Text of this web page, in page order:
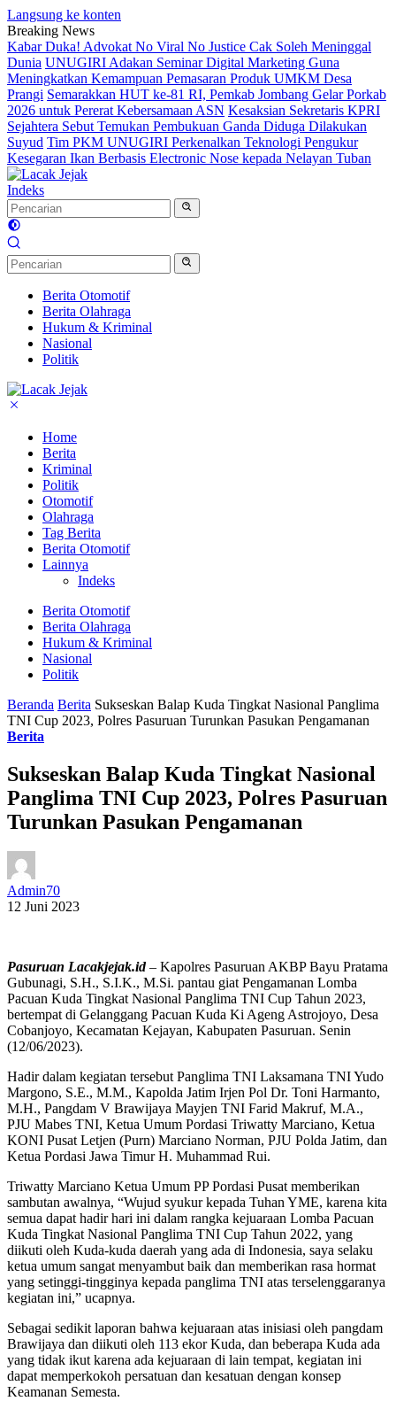
Langsung ke konten
Breaking News
Kabar Duka! Advokat No Viral No Justice Cak Soleh Meninggal
Dunia UNUGIRI Adakan Seminar Digital Marketing Guna
Meningkatkan Kemampuan Pemasaran Produk UMKM Desa
Prangi Semarakkan HUT ke-81 RI, Pemkab Jombang Gelar Porkab
2026 untuk Pererat Kebersamaan ASN Kesaksian Sekretaris KPRI
Sejahtera Sebut Temukan Pembukuan Ganda Diduga Dilakukan
Suyud Tim PKM UNUGIRI Perkenalkan Teknologi Pengukur
Kesegaran Ikan Berbasis Electronic Nose kepada Nelayan Tuban
Indeks
Berita Otomotif
Berita Olahraga
Hukum & Kriminal
Nasional
Politik
Home
Berita
Kriminal
Politik
Otomotif
Olahraga
Tag Berita
Berita Otomotif
Lainnya
Indeks
Berita Otomotif
Berita Olahraga
Hukum & Kriminal
Nasional
Politik
Beranda Berita Sukseskan Balap Kuda Tingkat Nasional Panglima
TNI Cup 2023, Polres Pasuruan Turunkan Pasukan Pengamanan
Berita
Sukseskan Balap Kuda Tingkat Nasional
Panglima TNI Cup 2023, Polres Pasuruan
Turunkan Pasukan Pengamanan
Admin70
12 Juni 2023
Pasuruan Lacakjejak.id– Kapolres Pasuruan AKBP Bayu Pratama
Gubunagi, S.H., S.I.K., M.Si. pantau giat Pengamanan Lomba
Pacuan Kuda Tingkat Nasional Panglima TNI Cup Tahun 2023,
bertempat di Gelanggang Pacuan Kuda Ki Ageng Astrojoyo, Desa
Cobanjoyo, Kecamatan Kejayan, Kabupaten Pasuruan. Senin
(12/06/2023).
Hadir dalam kegiatan tersebut Panglima TNI Laksamana TNI Yudo
Margono, S.E., M.M., Kapolda Jatim Irjen Pol Dr. Toni Harmanto,
M.H., Pangdam V Brawijaya Mayjen TNI Farid Makruf, M.A.,
PJU Mabes TNI, Ketua Umum Pordasi Triwatty Marciano, Ketua
KONI Pusat Letjen (Purn) Marciano Norman, PJU Polda Jatim, dan
Ketua Pordasi Jawa Timur H. Muhammad Rui.
Triwatty Marciano Ketua Umum PP Pordasi Pusat memberikan
sambutan awalnya, “Wujud syukur kepada Tuhan YME, karena kita
semua dapat hadir hari ini dalam rangka kejuaraan Lomba Pacuan
Kuda Tingkat Nasional Panglima TNI Cup Tahun 2022, yang
diikuti oleh Kuda-kuda daerah yang ada di Indonesia, saya selaku
ketua umum sangat menyambut baik dan memberikan rasa hormat
yang setinggi-tingginya kepada panglima TNI atas terselenggaranya
kegiatan ini,” ucapnya.
Sebagai sedikit laporan bahwa kejuaraan atas inisiasi oleh pangdam
Brawijaya dan diikuti oleh 113 ekor Kuda, dan beberapa Kuda ada
yang tidak ikut karena ada kejuaraan di lain tempat, kegiatan ini
dapat memperkokoh persatuan dan kesatuan dengan konsep
Keamanan Semesta.